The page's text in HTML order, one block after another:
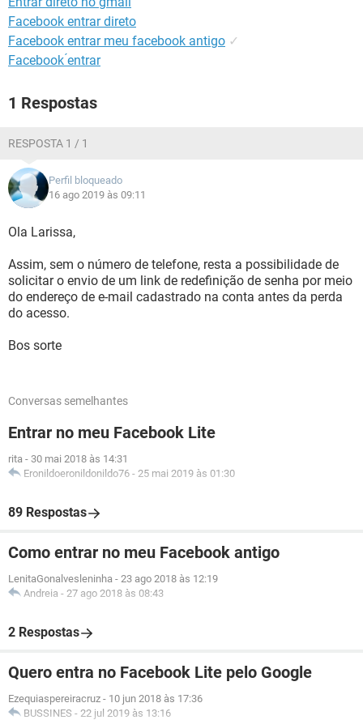
Facebook entrar direto
Facebook entrar meu facebook antigo ✓
Facebook ́entrar
1 Respostas
RESPOSTA 1 / 1
Perfil bloqueado
16 ago 2019 às 09:11
Ola Larissa,
Assim, sem o número de telefone, resta a possibilidade de
solicitar o envio de um link de redefinição de senha por meio
do endereço de e-mail cadastrado na conta antes da perda
do acesso.
Bos sorte
Conversas semelhantes
Entrar no meu Facebook Lite
rita - 30 mai 2018 às 14:31
Eronildoeronildonildo76 - 25 mai 2019 às 01:30
89 Respostas
Como entrar no meu Facebook antigo
LenitaGonalvesleninha - 23 ago 2018 às 12:19
Andreia - 27 ago 2018 às 08:43
2 Respostas
Quero entra no Facebook Lite pelo Google
Ezequiaspereiracruz - 10 jun 2018 às 17:36
BUSSINES - 22 jul 2019 às 13:16